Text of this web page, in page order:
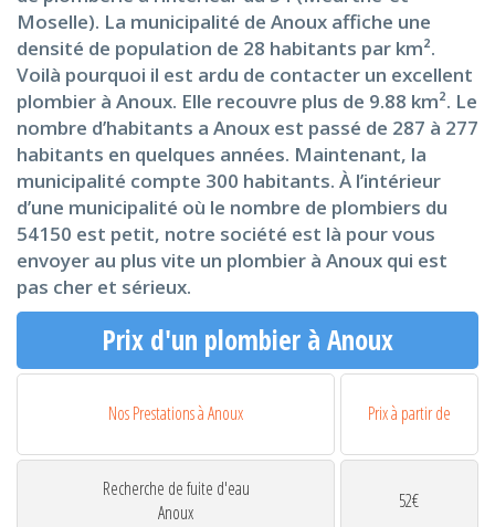
Moselle). La municipalité de Anoux affiche une
densité de population de 28 habitants par km².
Voilà pourquoi il est ardu de contacter un excellent
plombier à Anoux. Elle recouvre plus de 9.88 km². Le
nombre d’habitants a Anoux est passé de 287 à 277
habitants en quelques années. Maintenant, la
municipalité compte 300 habitants. À l’intérieur
d’une municipalité où le nombre de plombiers du
54150 est petit, notre société est là pour vous
envoyer au plus vite un plombier à Anoux qui est
pas cher et sérieux.
Prix d'un plombier à Anoux
Nos Prestations à Anoux Prix à partir de
Recherche de fuite d'eau
Anoux
52€